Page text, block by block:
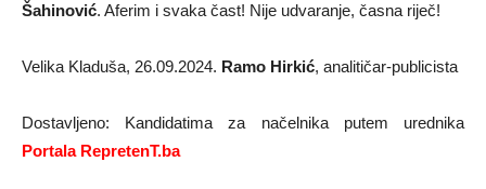
Šahinović. Aferim i svaka čast! Nije udvaranje, časna riječ!
Velika Kladuša, 26.09.2024. Ramo Hirkić, analitičar-publicista
Dostavljeno: Kandidatima za načelnika putem urednika
Portala RepretenT.ba